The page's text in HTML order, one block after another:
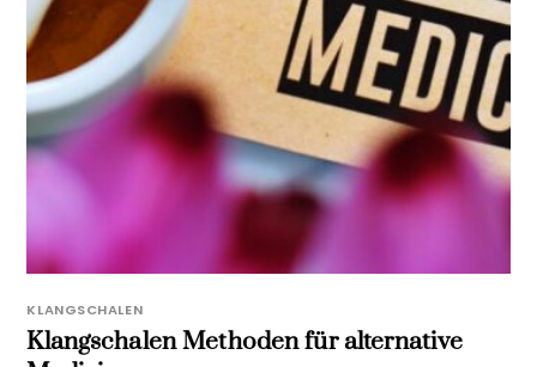
KLANGSCHALEN
Klangschalen Methoden für alternative